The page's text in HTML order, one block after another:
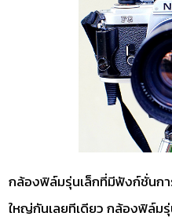
กล้องฟิล์มรุ่นเล็กที่มีฟังก์ชั่นก
ใหญ่กันเลยทีเดียว กล้องฟิล์ม